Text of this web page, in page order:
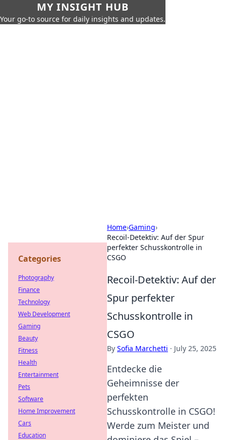
MY INSIGHT HUB
Your go-to source for daily insights and updates.
Home›Gaming›
Recoil-Detektiv: Auf der Spur
perfekter Schusskontrolle in
CSGO
Recoil-Detektiv: Auf der
Spur perfekter
Schusskontrolle in
CSGO
By Sofia Marchetti · July 25, 2025
Entdecke die
Geheimnisse der
perfekten
Schusskontrolle in CSGO!
Werde zum Meister und
Categories
Photography
Finance
Technology
Web Development
Gaming
Beauty
Fitness
Health
Entertainment
Pets
Software
Home Improvement
Cars
Education